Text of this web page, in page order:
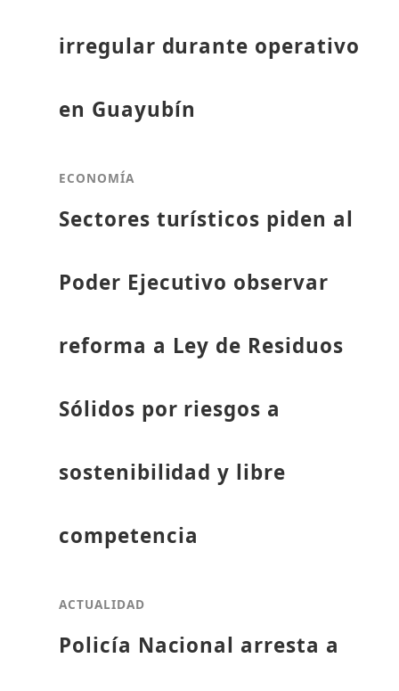
irregular durante operativo
en Guayubín
ECONOMÍA
Sectores turísticos piden al
Poder Ejecutivo observar
reforma a Ley de Residuos
Sólidos por riesgos a
sostenibilidad y libre
competencia
ACTUALIDAD
Policía Nacional arresta a